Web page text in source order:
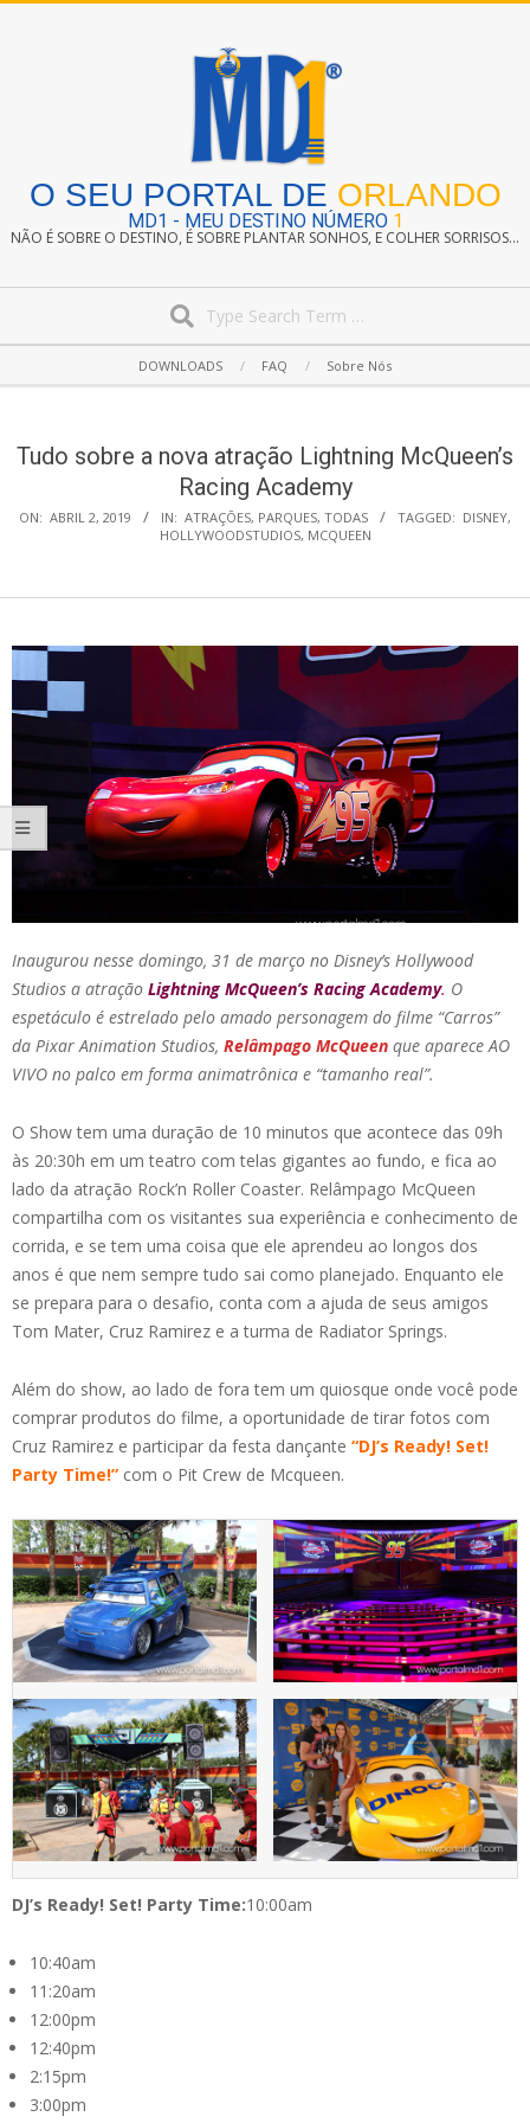
O SEU PORTAL DE ORLANDO
MD1 - MEU DESTINO NÚMERO 1
NÃO É SOBRE O DESTINO, É SOBRE PLANTAR SONHOS, E COLHER SORRISOS...
Navigation
DOWNLOADS FAQ Sobre Nós
Tudo sobre a nova atração Lightning McQueen’s
Racing Academy
ON: ABRIL 2, 2019 IN: ATRAÇÕES, PARQUES, TODAS TAGGED: DISNEY,
HOLLYWOODSTUDIOS, MCQUEEN
Inaugurou nesse domingo, 31 de março no Disney’s Hollywood
Studios a atração Lightning McQueen’s Racing Academy. O
espetáculo é estrelado pelo amado personagem do filme “Carros”
da Pixar Animation Studios, Relâmpago McQueen que aparece AO
VIVO no palco em forma animatrônica e “tamanho real”.
O Show tem uma duração de 10 minutos que acontece das 09h
às 20:30h em um teatro com telas gigantes ao fundo, e fica ao
lado da atração Rock’n Roller Coaster. Relâmpago McQueen
compartilha com os visitantes sua experiência e conhecimento de
corrida, e se tem uma coisa que ele aprendeu ao longos dos
anos é que nem sempre tudo sai como planejado. Enquanto ele
se prepara para o desafio, conta com a ajuda de seus amigos
Tom Mater, Cruz Ramirez e a turma de Radiator Springs.
Além do show, ao lado de fora tem um quiosque onde você pode
comprar produtos do filme, a oportunidade de tirar fotos com
Cruz Ramirez e participar da festa dançante “DJ’s Ready! Set!
Party Time!” com o Pit Crew de Mcqueen.
DJ’s Ready! Set! Party Time:10:00am
10:40am
11:20am
12:00pm
12:40pm
2:15pm
3:00pm